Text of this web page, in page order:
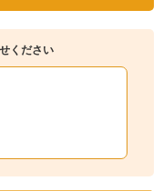
ください